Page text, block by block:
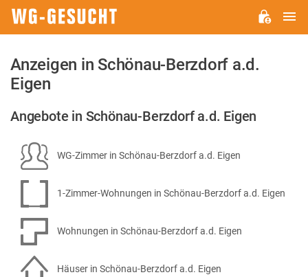
Anzeigen in Schönau-Berzdorf a.d.
Eigen
Angebote in Schönau-Berzdorf a.d. Eigen
WG-Zimmer in Schönau-Berzdorf a.d. Eigen
1-Zimmer-Wohnungen in Schönau-Berzdorf a.d. Eigen
Wohnungen in Schönau-Berzdorf a.d. Eigen
Häuser in Schönau-Berzdorf a.d. Eigen